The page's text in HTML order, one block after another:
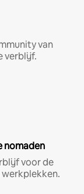
van
verblijf.
nomaden
voor de